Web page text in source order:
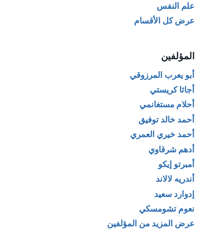
علم النفس
عرض كل الأقسام
المؤلفين
أبو يعرب المرزوقي
أجاثا كريستي
أحلام مستغانمي
أحمد خالد توفيق
أحمد خيري العمري
أدهم شرقاوي
أمبرتو إيكو
أندريه لالاند
إدوارد سعيد
نعوم تشومسكي
عرض المزيد من المؤلفين